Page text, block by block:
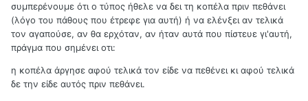
συμπερένουμε ότι ο τύπος ήθελε να δει τη κοπέλα πριν πεθάνει
(λόγο του πάθους που έτρεφε για αυτή) ή να ελένξει αν τελικά
τον αγαπούσε, αν θα ερχόταν, αν ήταν αυτά που πίστευε γι'αυτή,
πράγμα που σημένει οτι:
η κοπέλα άργησε αφού τελικά τον είδε να πεθένει κι αφού τελικά
δε την είδε αυτός πριν πεθάνει.